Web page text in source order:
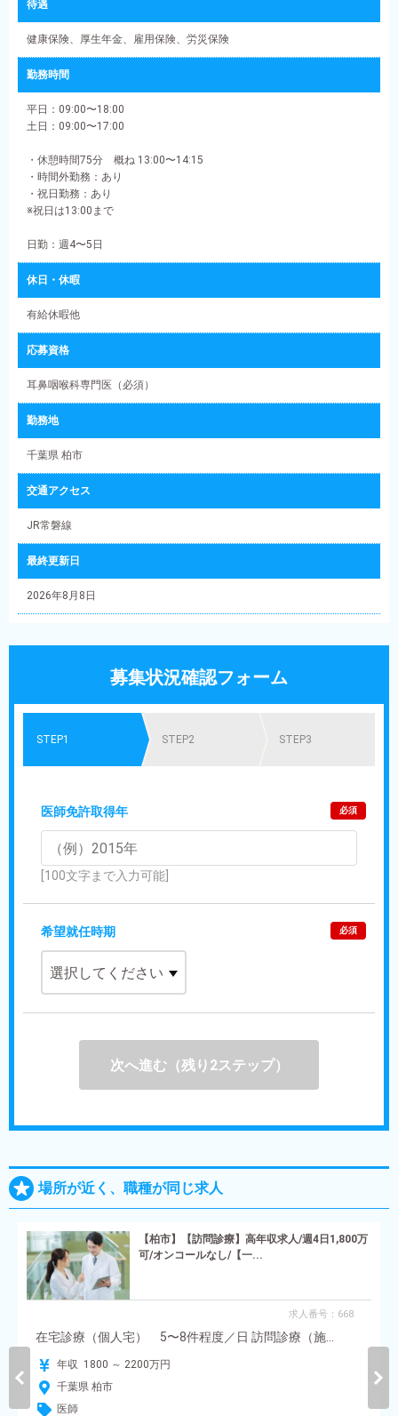
待遇
健康保険、厚生年金、雇用保険、労災保険
勤務時間
平日：09:00〜18:00
土日：09:00〜17:00
・休憩時間75分 概ね 13:00〜14:15
・時間外勤務：あり
・祝日勤務：あり
※祝日は13:00まで
日勤：週4〜5日
休日・休暇
有給休暇他
応募資格
耳鼻咽喉科専門医（必須）
勤務地
千葉県 柏市
交通アクセス
JR常磐線
最終更新日
2026年8月8日
募集状況確認フォーム
STEP1 STEP2 STEP3
医師免許取得年 必須
[100文字まで入力可能]
希望就任時期 必須
次へ進む（残り2ステップ）
場所が近く、職種が同じ求人
【柏市】【訪問診療】高年収求人/週4日1,800万
可/オンコールなし/【一...
求人番号：668
在宅診療（個人宅） 5〜8件程度／日 訪問診療（施...
年収 1800 ～ 2200万円
千葉県 柏市
医師